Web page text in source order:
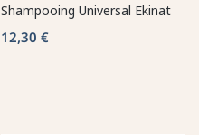
Shampooing Universal Ekinat
12,30 €